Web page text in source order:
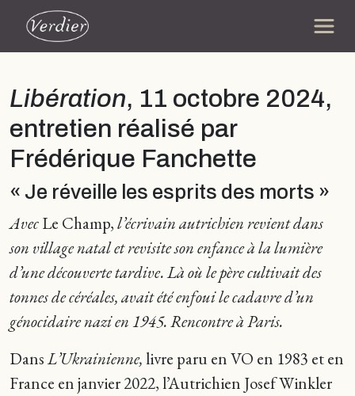
Libération, 11 octobre 2024,
entretien réalisé par
Frédérique Fanchette
« Je réveille les esprits des morts »
AvecLe Champ,l’écrivain autrichien revient dans
son village natal et revisite son enfance à la lumière
d’une découverte tardive . Là où le père cultivait des
tonnes de céréales, avait été enfoui le cadavre d’un
génocidaire nazi en 1945. Rencontre à Paris.
DansL’Ukrainienne,livre paru en VO en 1983 et en
France en janvier 2022, l’Autrichien Josef Winkler